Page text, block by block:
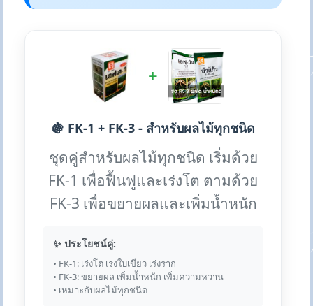
+
🍇 FK-1 + FK-3 - สำหรับผลไม้ทุกชนิด
ชุดคู่สำหรับผลไม้ทุกชนิด เริ่มด้วย
FK-1 เพื่อฟื้นฟูและเร่งโต ตามด้วย
FK-3 เพื่อขยายผลและเพิ่มน้ำหนัก
✨ ประโยชน์คู่:
• FK-1: เร่งโต เร่งใบเขียว เร่งราก
• FK-3: ขยายผล เพิ่มน้ำหนัก เพิ่มความหวาน
• เหมาะกับผลไม้ทุกชนิด